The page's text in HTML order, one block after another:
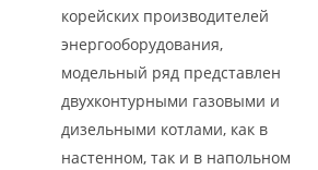
корейских производителей
энергооборудования,
модельный ряд представлен
двухконтурными газовыми и
дизельными котлами, как в
настенном, так и в напольном